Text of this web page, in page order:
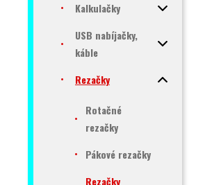
Kalkulačky
USB nabíjačky,
káble
Rezačky
Rotačné
rezačky
Pákové rezačky
Rezačky